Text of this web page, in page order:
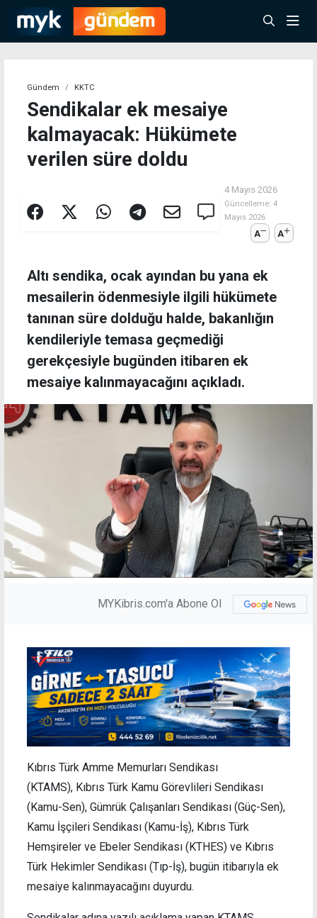
Gündem KKTC
Sendikalar ek mesaiye
kalmayacak: Hükümete
verilen süre doldu
4 Mayıs 2026
Güncelleme: 4
Mayıs 2026
A A
Altı sendika, ocak ayından bu yana ek
mesailerin ödenmesiyle ilgili hükümete
tanınan süre dolduğu halde, bakanlığın
kendileriyle temasa geçmediği
gerekçesiyle bugünden itibaren ek
mesaiye kalınmayacağını açıkladı.
MYKibris.com'a Abone Ol
Kıbrıs Türk Amme Memurları Sendikası
(KTAMS), Kıbrıs Türk Kamu Görevlileri Sendikası
(Kamu-Sen), Gümrük Çalışanları Sendikası (Güç-Sen),
Kamu İşçileri Sendikası (Kamu-İş), Kıbrıs Türk
Hemşireler ve Ebeler Sendikası (KTHES) ve Kıbrıs
Türk Hekimler Sendikası (Tıp-İş), bugün itibarıyla ek
mesaiye kalınmayacağını duyurdu.